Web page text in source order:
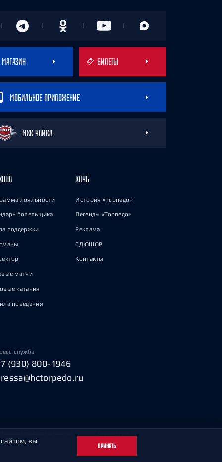
МАГАЗИН БИЛЕТЫ
МОБИЛЬНОЕ ПРИЛОЖЕНИЕ
МХК ЧАЙКА
лояльности
болельщика
поддержки
матчи
катания
поведения
КЛУБ
История «Торпедо»
Легенды «Торпедо»
Реклама
СДЮШОР
Контакты
служба
(930) 800-1946
сайтом, вы
ПРИНЯТЬ